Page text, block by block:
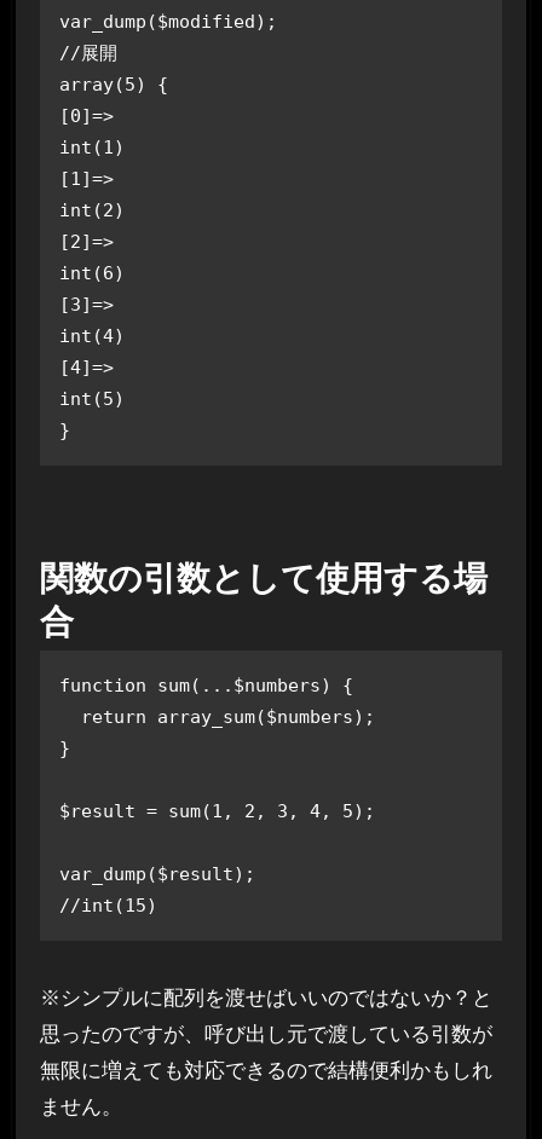
var_dump($modified);
//展開
array(5) {
[0]=>
int(1)
[1]=>
int(2)
[2]=>
int(6)
[3]=>
int(4)
[4]=>
int(5)
}
関数の引数として使用する場
合
function sum(...$numbers) {
  return array_sum($numbers);
}
$result = sum(1, 2, 3, 4, 5);
var_dump($result);
//int(15)
※シンプルに配列を渡せばいいのではないか？と
思ったのですが、呼び出し元で渡している引数が
無限に増えても対応できるので結構便利かもしれ
ません。